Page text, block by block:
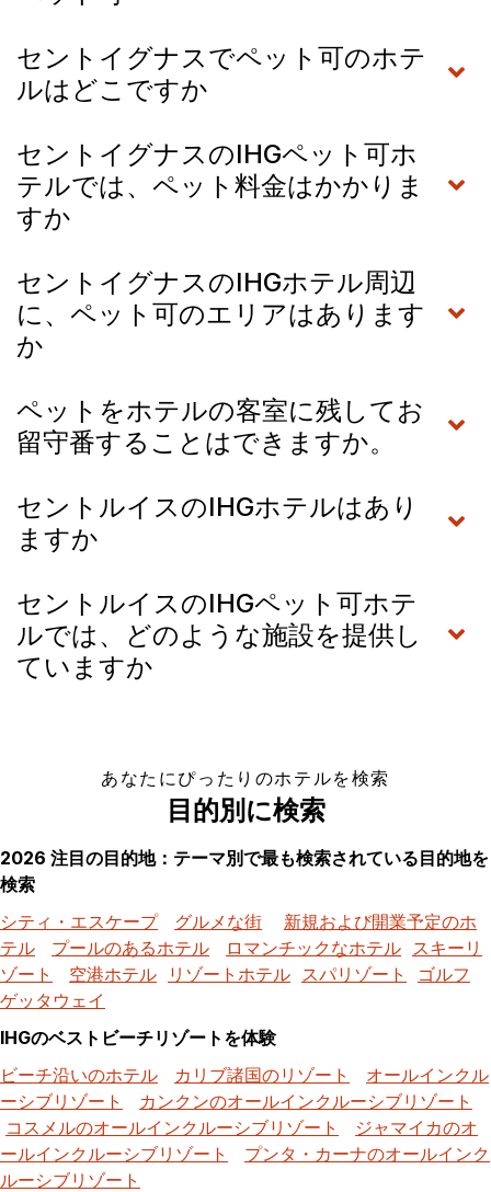
セントイグナスでペット可のホテ
ルはどこですか
セントイグナスのIHGペット可ホ
テルでは、ペット料金はかかりま
すか
セントイグナスのIHGホテル周辺
に、ペット可のエリアはあります
か
ペットをホテルの客室に残してお
留守番することはできますか。
セントルイスのIHGホテルはあり
ますか
セントルイスのIHGペット可ホテ
ルでは、どのような施設を提供し
ていますか
あなたにぴったりのホテルを検索
目的別に検索
2026 注目の目的地：テーマ別で最も検索されている目的地を
検索
シティ・エスケープ
グルメな街
新規および開業予定のホ
テル
プールのあるホテル ロマンチックなホテル スキーリ
ゾート
空港ホテル リゾートホテル スパリゾート
ゴルフ
ゲッタウェイ
IHGのベストビーチリゾートを体験
ビーチ沿いのホテル
カリブ諸国のリゾート
オールインクル
ーシブリゾート
カンクンのオールインクルーシブリゾート
コスメルのオールインクルーシブリゾート
ジャマイカのオ
ールインクルーシブリゾート
プンタ・カーナのオールインク
ルーシブリゾート